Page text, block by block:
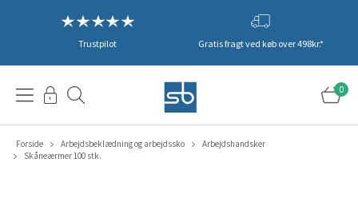
Trustpilot Gratis fragt ved køb over 498kr.*
0
Forside Arbejdsbeklædning og arbejdssko
Arbejdshandsker
Skåneærmer 100 stk.